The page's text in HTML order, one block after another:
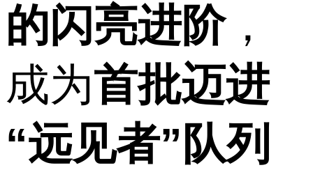
的闪亮进阶，
成为首批迈进
“远见者”队列